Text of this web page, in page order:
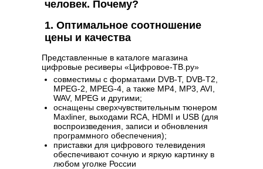
человек. Почему?
1. Оптимальное соотношение
цены и качества
Представленные в каталоге магазина
цифровые ресиверы «Цифровое-ТВ.ру»
совместимы с форматами DVB-T, DVB-T2,
MPEG-2, MPEG-4, а также MP4, MP3, AVI,
WAV, MPEG и другими;
оснащены сверхчувствительным тюнером
Maxliner, выходами RCA, HDMI и USB (для
воспроизведения, записи и обновления
программного обеспечения);
приставки для цифрового телевидения
обеспечивают сочную и яркую картинку в
любом уголке России